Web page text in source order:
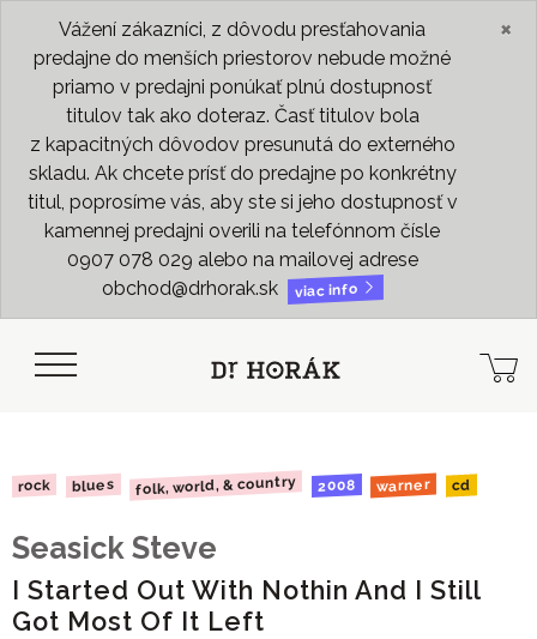
Vážení zákazníci, z dôvodu presťahovania
predajne do menších priestorov nebude možné
priamo v predajni ponúkať plnú dostupnosť
titulov tak ako doteraz. Časť titulov bola
z kapacitných dôvodov presunutá do externého
skladu. Ak chcete prísť do predajne po konkrétny
titul, poprosíme vás, aby ste si jeho dostupnosť v
kamennej predajni overili na telefónnom čísle
0907 078 029 alebo na mailovej adrese
obchod@drhorak.sk
viac info
×
rock blues folk, world, & country 2008 warner cd
Seasick Steve
I Started Out With Nothin And I Still
Got Most Of It Left